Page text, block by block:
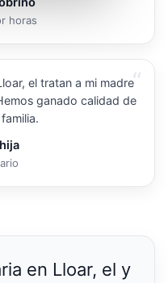
horas
“
el tratan a mi madre
ganado calidad de
en Lloar, el y